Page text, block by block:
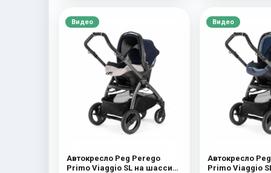
Видео
Автокресло Peg Perego
Primo Viaggio SL на шасси
Видео
Автокресло
Primo Viaggio